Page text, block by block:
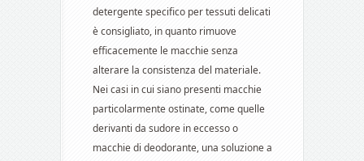
detergente specifico per tessuti delicati
è consigliato, in quanto rimuove
efficacemente le macchie senza
alterare la consistenza del materiale.
Nei casi in cui siano presenti macchie
particolarmente ostinate, come quelle
derivanti da sudore in eccesso o
macchie di deodorante, una soluzione a